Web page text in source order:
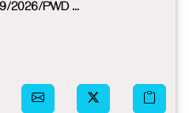
2026/PWD ...